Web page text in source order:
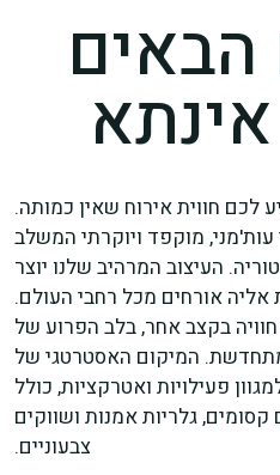
הבאים
לכם חווית אירוח שאין כמותה.
מוקפד ויוקרתי המשלב
העיצוב המרהיב שלנו יוצר
אליה אורחים מכל רחבי העולם.
בקצב אחר, בלב הפרוע של
המיקום האסטרטגי של
פעילויות ואטרקציות, כולל
גלריות אמנות ושווקים
צבעוניים.